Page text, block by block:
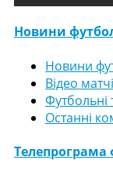
Новини
Новини
Відео
Футбольні
Останні
Телепрограма